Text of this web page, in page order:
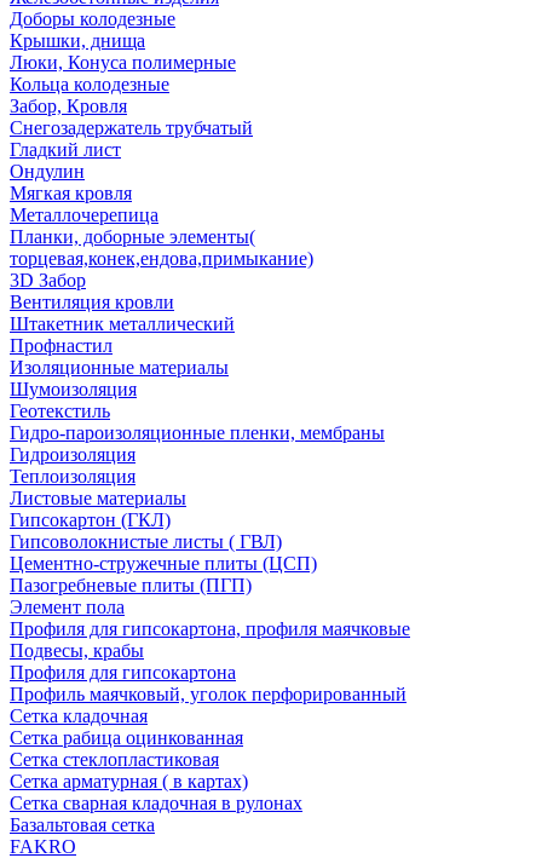
Доборы колодезные
Крышки, днища
Люки, Конуса полимерные
Кольца колодезные
Забор, Кровля
Снегозадержатель трубчатый
Гладкий лист
Ондулин
Мягкая кровля
Металлочерепица
Планки, доборные элементы(
торцевая,конек,ендова,примыкание)
3D Забор
Вентиляция кровли
Штакетник металлический
Профнастил
Изоляционные материалы
Шумоизоляция
Геотекстиль
Гидро-пароизоляционные пленки, мембраны
Гидроизоляция
Теплоизоляция
Листовые материалы
Гипсокартон (ГКЛ)
Гипсоволокнистые листы ( ГВЛ)
Цементно-стружечные плиты (ЦСП)
Пазогребневые плиты (ПГП)
Элемент пола
Профиля для гипсокартона, профиля маячковые
Подвесы, крабы
Профиля для гипсокартона
Профиль маячковый, уголок перфорированный
Сетка кладочная
Сетка рабица оцинкованная
Сетка стеклопластиковая
Сетка арматурная ( в картах)
Сетка сварная кладочная в рулонах
Базальтовая сетка
FAKRO